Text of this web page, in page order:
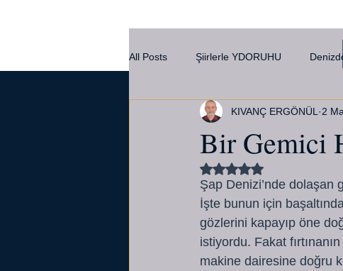
All Posts Şiirlerle YDORUHU
Bir Gemici
KIVANÇ ERGÖNÜL 2
5 üzerinden NaN yıldız
Şap Denizi’nde dolaşan
İşte bunun için
gözlerini kapayıp öne
istiyordu. Fakat
makine dairesine doğru